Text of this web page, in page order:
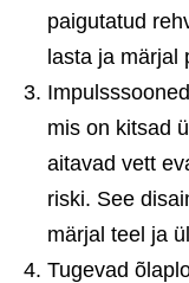
paigutatud
lasta ja märjal
mis on kitsad
aitavad vett
riski. See
märjal teel ja
Tugevad